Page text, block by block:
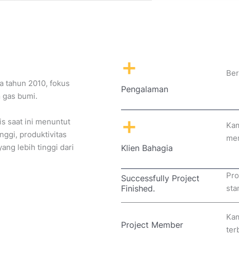
tahun 2010, fokus
bumi.
saat ini menuntut
produktivitas
lebih tinggi dari
+
Pengalaman
+
Klien Bahagia
Successfully Project
Finished.
Project Member